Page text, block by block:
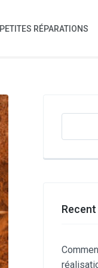
PETITES RÉPARATIONS